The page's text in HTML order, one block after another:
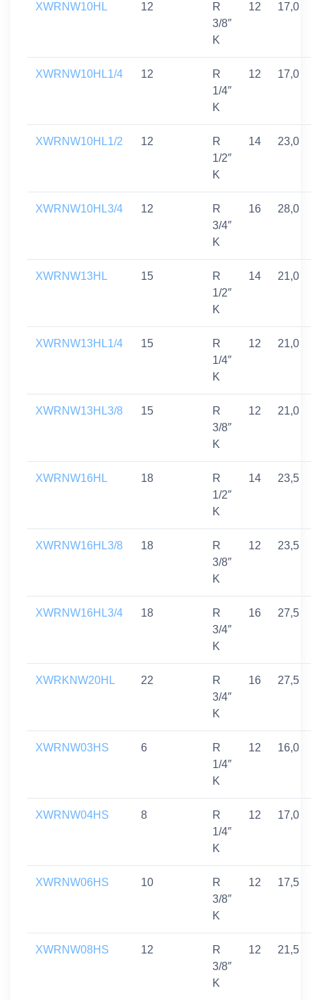
XWRNW10HL 12
R
3/8″
K
12 17,0
XWRNW10HL1/4 12
R
1/4″
K
12 17,0
XWRNW10HL1/2 12
R
1/2″
K
14 23,0
XWRNW10HL3/4 12
R
3/4″
K
16 28,0
XWRNW13HL 15
R
1/2″
K
14 21,0
XWRNW13HL1/4 15
R
1/4″
K
12 21,0
XWRNW13HL3/8 15
R
3/8″
K
12 21,0
XWRNW16HL 18
R
1/2″
K
14 23,5
XWRNW16HL3/8 18
R
3/8″
K
12 23,5
XWRNW16HL3/4 18
R
3/4″
K
16 27,5
XWRKNW20HL 22
R
3/4″
K
16 27,5
XWRNW03HS 6
R
1/4″
K
12 16,0
XWRNW04HS 8
R
1/4″
K
12 17,0
XWRNW06HS 10
R
3/8″
K
12 17,5
XWRNW08HS 12
R
3/8″
K
12 21,5